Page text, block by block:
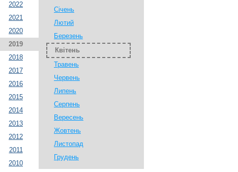
2022
2021
2020
2019
2018
2017
2016
2015
2014
2013
2012
2011
2010
Січень
Лютий
Березень
Квітень
Травень
Червень
Липень
Серпень
Вересень
Жовтень
Листопад
Грудень